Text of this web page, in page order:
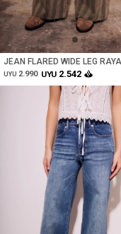
Talle
JEAN FLARED WIDE LEG
CHOCOLATE
UYU 2.990 UYU 2.542